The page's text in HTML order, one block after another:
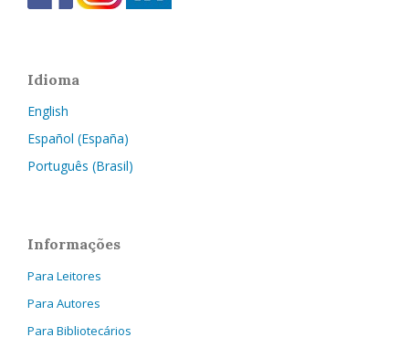
Idioma
English
Español (España)
Português (Brasil)
Informações
Para Leitores
Para Autores
Para Bibliotecários